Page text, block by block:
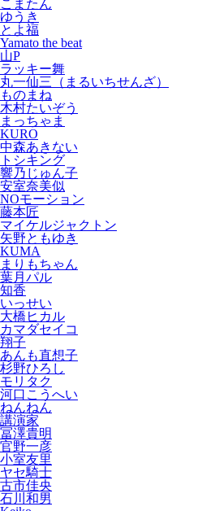
こまたん
ゆうき
とよ福
Yamato the beat
山P
ラッキー舞
丸一仙三（まるいちせんざ）
ものまね
木村たいぞう
まっちゃま
KURO
中森あきない
トシキング
響乃じゅん子
安室奈美似
NOモーション
藤本匠
マイケルジャクトン
矢野ともゆき
KUMA
まりもちゃん
葉月パル
知香
いっせい
大橋ヒカル
カマダセイコ
翔子
あんも直想子
杉野ひろし
モリタク
河口こうへい
ねんねん
講演家
冨澤貴明
官野一彦
小室友里
ヤセ騎士
古市佳央
石川和男